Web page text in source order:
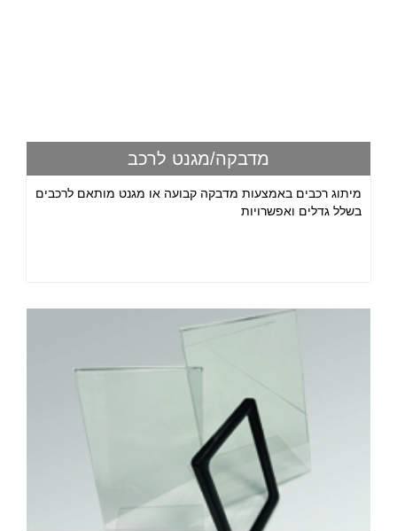
מדבקה/מגנט לרכב
מיתוג רכבים באמצעות מדבקה קבועה או מגנט מותאם לרכבים
בשלל גדלים ואפשרויות